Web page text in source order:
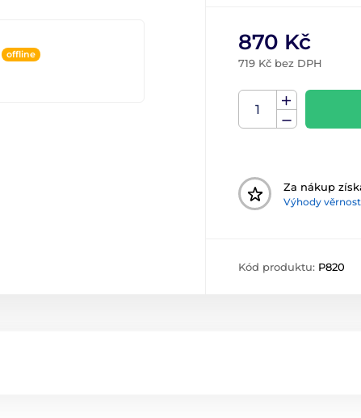
offline 870 Kč
719 Kč bez DPH
Za nákup
Výhody
Kód produktu: P820